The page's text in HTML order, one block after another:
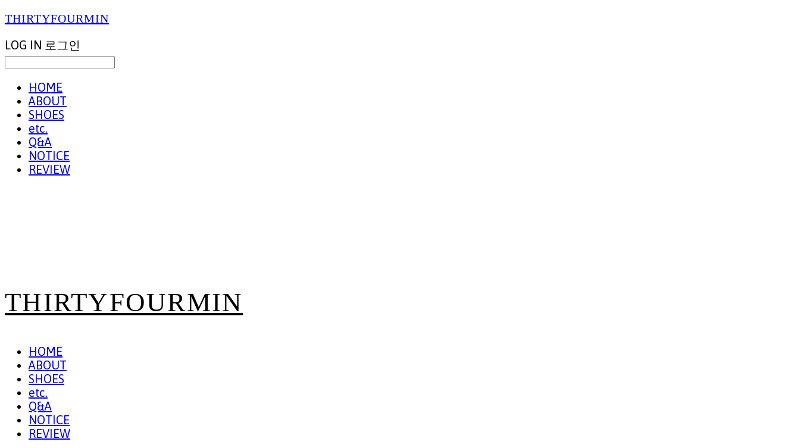
THIRTYFOURMIN
LOG IN 로그인
HOME
ABOUT
SHOES
etc.
Q&A
NOTICE
REVIEW
THIRTYFOURMIN
HOME
ABOUT
SHOES
etc.
Q&A
NOTICE
REVIEW